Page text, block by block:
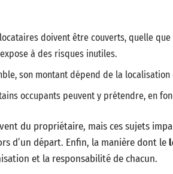
doivent être couverts, quelle
à des risques inutiles.
son montant dépend de la
occupants peuvent y prétendre, en
du propriétaire, mais ces sujets
d’un départ. Enfin, la manière dont le
et la responsabilité de chacun.